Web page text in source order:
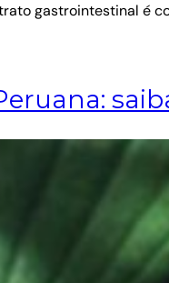
gastrointestinal é